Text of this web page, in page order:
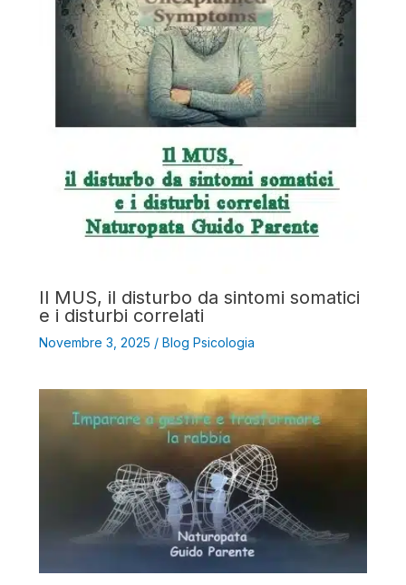
Il MUS, il disturbo da sintomi somatici
e i disturbi correlati
Novembre 3, 2025 / Blog Psicologia